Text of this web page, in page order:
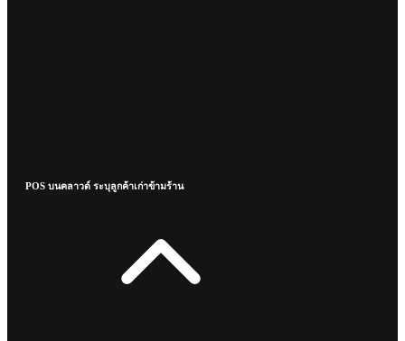
POS บนคลาวด์ ระบุลูกค้าเก่าข้ามร้าน